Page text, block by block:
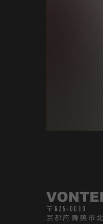
〒625-0080
京都府舞鶴市